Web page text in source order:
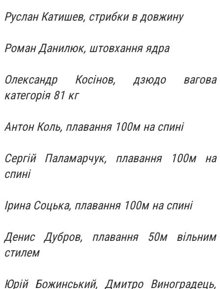
Руслан Катишев, стрибки в довжину
Роман Данилюк, штовхання ядра
Олександр Косінов, дзюдо вагова
категорія 81 кг
Антон Коль, плавання 100м на спині
Сергій Паламарчук, плавання 100м на
спині
Ірина Соцька, плавання 100м на спині
Денис Дубров, плавання 50м вільним
стилем
Юрій Божинський, Дмитро Виноградець,